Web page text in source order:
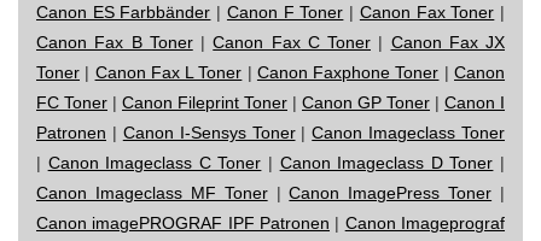
Canon ES Farbbänder | Canon F Toner | Canon Fax Toner |
Canon Fax B Toner|Canon Fax C Toner | Canon Fax JX
Toner | Canon Fax L Toner | Canon Faxphone Toner |Canon
FC Toner | Canon Fileprint Toner | Canon GP Toner | Canon I
Patronen | Canon I-Sensys Toner|Canon Imageclass Toner
| Canon Imageclass C Toner | Canon Imageclass D Toner |
Canon Imageclass MF Toner|Canon ImagePress Toner |
Canon imagePROGRAF IPF Patronen | Canon Imageprograf